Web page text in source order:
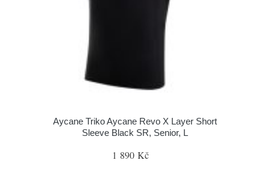
Aycane Triko Aycane Revo X Layer Short
Sleeve Black SR, Senior, L
1 890 Kč